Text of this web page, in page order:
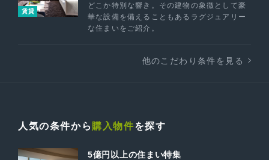
賃貸
どこか特別な響き。その建物の象徴として豪
華な設備を備えることもあるラグジュアリー
な住まいをご紹介。
他のこだわり条件を見る
人気の条件から 購入物件を探す
5億円以上の住まい特集